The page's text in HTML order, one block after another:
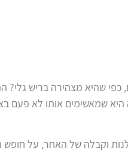
שהיא מצהירה בריש גלי?
שמאשימים אותו לא פעם
וקבלה של האחר, על חופש